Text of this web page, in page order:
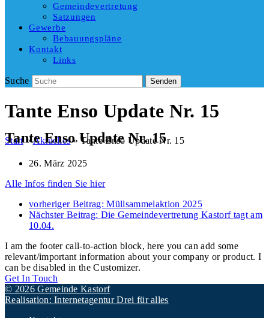
Gemeindevertretung
Satzungen
Gewerbe
Bebauungspläne
Kontakt
Links
Suche Senden
Tante Enso Update Nr. 15
Start»Aktuelles»Tante Enso Update Nr. 15
Tante Enso Update Nr. 15
26. März 2025
Alle Infos finden Sie hier
vorheriger Beitrag:Müllsammelaktion 2025
Nächster Beitrag: Die Gemeindevertretung Kastorf tagt am
10.04.
I am the footer call-to-action block, here you can add some
relevant/important information about your company or product. I
can be disabled in the Customizer.
Get In Touch
© 2026 Gemeinde Kastorf
Realisation: Internetagentur Drei für alles